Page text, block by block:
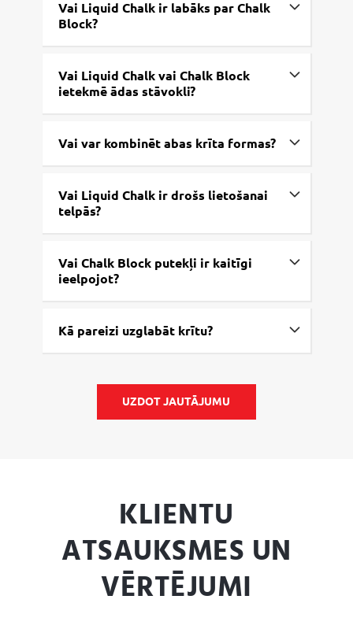
Vai Liquid Chalk ir labāks par Chalk
Block?
Vai Liquid Chalk vai Chalk Block
ietekmē ādas stāvokli?
Vai var kombinēt abas krīta formas?
Vai Liquid Chalk ir drošs lietošanai
telpās?
Vai Chalk Block putekļi ir kaitīgi
ieelpojot?
Kā pareizi uzglabāt krītu?
UZDOT JAUTĀJUMU
KLIENTU
ATSAUKSMES UN
VĒRTĒJUMI